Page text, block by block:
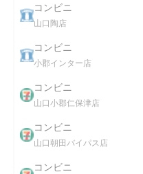
コンビニ
山口陶店
コンビニ
小郡インター店
コンビニ
山口小郡仁保津店
コンビニ
山口朝田バイパス店
コンビニ